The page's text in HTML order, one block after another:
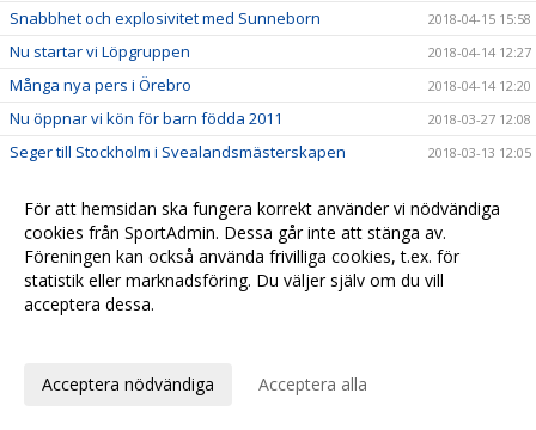
Snabbhet och explosivitet med Sunneborn 2018-04-15 15:58
Nu startar vi Löpgruppen 2018-04-14 12:27
Många nya pers i Örebro 2018-04-14 12:20
Nu öppnar vi kön för barn födda 2011 2018-03-27 12:08
Seger till Stockholm i Svealandsmästerskapen 2018-03-13 12:05
Precision, fart och styrka i Haninge Open 2018-03-13 11:56
Nu har vi öppnat anmälan till sommarens friidrottsskola 2018-03-10 11:52
Fina insatser på ungdoms-SM 2018-03-06 11:44
Starka insatser på distriktsmästerskapen
Bra drag på Bosön
För att hemsidan ska fungera korrekt använder vi nödvändiga
cookies från SportAdmin. Dessa går inte att stänga av.
Föreningen kan också använda frivilliga cookies, t.ex. för
statistik eller marknadsföring. Du väljer själv om du vill
acceptera dessa.
Acceptera nödvändiga Acceptera alla